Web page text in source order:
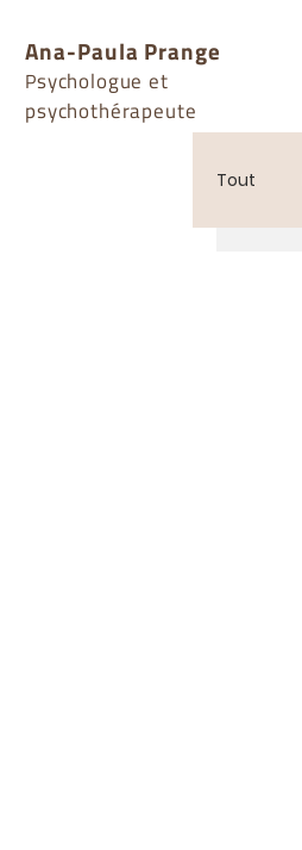
Ana-Paula Prange
Psychologue et
psychothérapeute
Tout